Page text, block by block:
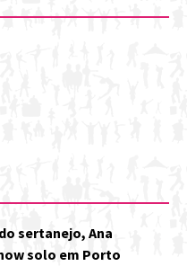
sertanejo, Ana
solo em Porto